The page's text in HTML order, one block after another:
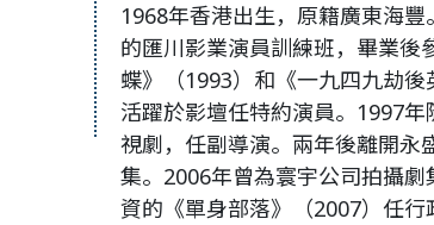
1968年香港出生，原籍廣東海
的匯川影業演員訓練班，畢業後
蝶》（1993）和《一九四九劫
活躍於影壇任特約演員。1997
視劇，任副導演。兩年後離開永
集。2006年曾為寰宇公司拍攝
資的《單身部落》（2007）任